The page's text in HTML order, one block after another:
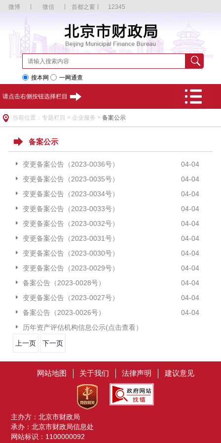
微博 微信 首都之窗 12345
搜本网 一网通查
请点击右侧按钮选择栏目
当前位置：专题栏目 > 企业服务 > 备案公示
备案公示
变更备案公告（2023-0036号）
04-04
变更备案公告（2023-0035号）
04-04
变更备案公告（2023-0034号）
04-04
变更备案公告（2023-0033号）
04-04
变更备案公告（2023-0032号）
04-04
变更备案公告（2023-0031号）
04-04
变更备案公告（2023-0030号）
04-04
变更备案公告（2023-0029号）
04-04
备案公告（2023-0028号）
04-04
变更备案公告（2023-0027号）
04-04
备案公告（2023-0026号）
04-04
历年资产评估机构信息公示(点击查看）
上一页
下一页
网站地图 关于我们 法律声明 建议意见
主办方：北京市财政局
承办：北京市财政局信息处
网站标识：1100000092